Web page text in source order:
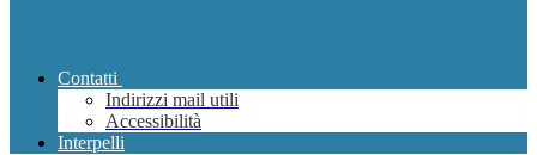
Contatti
Indirizzi mail utili
Accessibilità
Interpelli